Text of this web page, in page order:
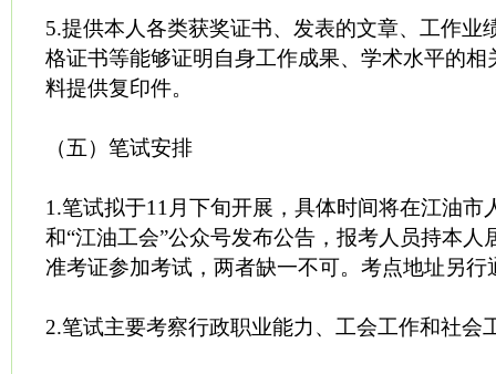
5.提供本人各类获奖证书、发表的文章、工作业
格证书等能够证明自身工作成果、学术水平的相
料提供复印件。
（五）笔试安排
1.笔试拟于11月下旬开展，具体时间将在江油市
和“江油工会”公众号发布公告，报考人员持本人
准考证参加考试，两者缺一不可。考点地址另行
2.笔试主要考察行政职业能力、工会工作和社会